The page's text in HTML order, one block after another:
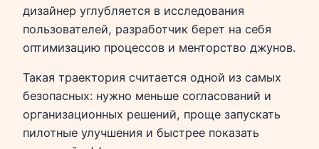
дизайнер углубляется в исследования
пользователей, разработчик берет на себя
оптимизацию процессов и менторство джунов.
Такая траектория считается одной из самых
безопасных: нужно меньше согласований и
организационных решений, проще запускать
пилотные улучшения и быстрее показать